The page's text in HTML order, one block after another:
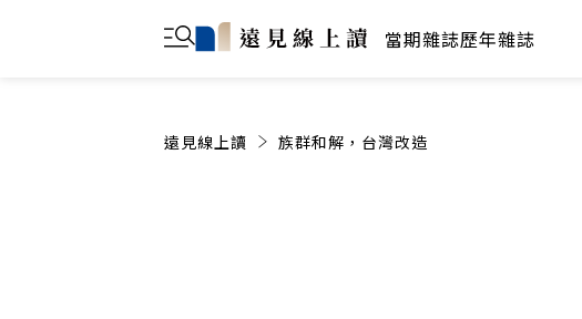
當期雜誌歷年雜誌
遠見線上讀 族群和解，台灣改造